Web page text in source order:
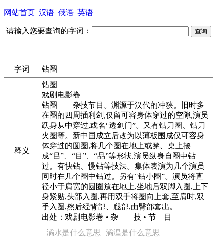
网站首页 汉语 俄语 英语
请输入您要查询的字词：
字词 钻圈
释义
钻圈
戏剧电影卷
钻圈
杂技节目。渊源于汉代的冲狭。旧时多
在圈的四周插利剑,仅留可容身体穿过的空隙,演员
跃身从中穿过,或名“透剑门”。又有钻刀圈、钻刀
火圈等。新中国成立后改为以薄板围成仅可容身
体穿过的圆圈,将几个圈在地上或凳、桌上摆
成“吕”、“目”、“品”等形状,演员纵身自圈中钻
过。有快钻、慢钻等技法。集体表演为几个演员
同时在几个圈中钻过。另有“钻小圈”。演员将直
径小于肩宽的圆圈放在地上,坐地后双脚入圈,上下
身紧贴,头部入圈,再用双手将圈向上套,至肩时,双
手入圈,然后经背部、腿部,由臀部套出。
出处：戏剧电影卷 • 杂 技 • 节 目
潏水是什么意思
潏湟是什么意思